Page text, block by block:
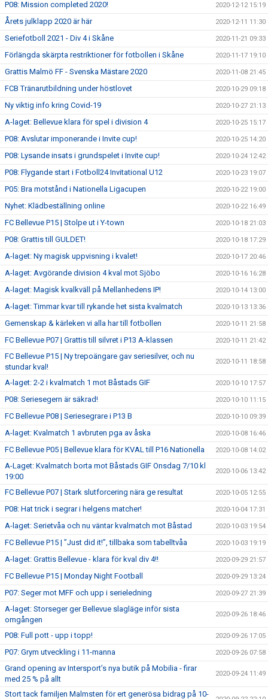
P08: Mission completed 2020! 2020-12-12 15:19
Årets julklapp 2020 är här 2020-12-11 11:30
Seriefotboll 2021 - Div 4 i Skåne 2020-11-21 09:33
Förlängda skärpta restriktioner för fotbollen i Skåne 2020-11-17 19:10
Grattis Malmö FF - Svenska Mästare 2020 2020-11-08 21:45
FCB Tränarutbildning under höstlovet 2020-10-29 09:18
Ny viktig info kring Covid-19 2020-10-27 21:13
A-laget: Bellevue klara för spel i division 4 2020-10-25 15:17
P08: Avslutar imponerande i Invite cup! 2020-10-25 14:20
P08: Lysande insats i grundspelet i Invite cup! 2020-10-24 12:42
P08: Flygande start i Fotboll24 Invitational U12 2020-10-23 19:07
P05: Bra motstånd i Nationella Ligacupen 2020-10-22 19:00
Nyhet: Klädbeställning online 2020-10-22 16:49
FC Bellevue P15 | Stolpe ut i Y-town 2020-10-18 21:03
P08: Grattis till GULDET! 2020-10-18 17:29
A-laget: Ny magisk uppvisning i kvalet! 2020-10-17 20:46
A-laget: Avgörande division 4 kval mot Sjöbo 2020-10-16 16:28
A-laget: Magisk kvalkväll på Mellanhedens IP! 2020-10-14 13:00
A-laget: Timmar kvar till rykande het sista kvalmatch 2020-10-13 13:36
Gemenskap & kärleken vi alla har till fotbollen 2020-10-11 21:58
FC Bellevue P07 | Grattis till silvret i P13 A-klassen 2020-10-11 21:42
FC Bellevue P15 | Ny trepoängare gav seriesilver, och nu
stundar kval!
2020-10-11 18:58
A-laget: 2-2 i kvalmatch 1 mot Båstads GIF 2020-10-10 17:57
P08: Seriesegern är säkrad! 2020-10-10 11:15
FC Bellevue P08 | Seriesegrare i P13 B 2020-10-10 09:39
A-laget: Kvalmatch 1 avbruten pga av åska 2020-10-08 16:46
FC Bellevue P05 | Bellevue klara för KVAL till P16 Nationella 2020-10-08 14:02
A-Laget: Kvalmatch borta mot Båstads GIF Onsdag 7/10 kl
19:00
2020-10-06 13:42
FC Bellevue P07 | Stark slutforcering nära ge resultat 2020-10-05 12:55
P08: Hat trick i segrar i helgens matcher! 2020-10-04 17:31
A-laget: Serietvåa och nu väntar kvalmatch mot Båstad 2020-10-03 19:54
FC Bellevue P15 | ”Just did it!”, tillbaka som tabelltvåa 2020-10-03 19:19
A-laget: Grattis Bellevue - klara för kval div 4!! 2020-09-29 21:57
FC Bellevue P15 | Monday Night Football 2020-09-29 13:24
P07: Seger mot MFF och upp i serieledning 2020-09-27 21:39
A-laget: Storseger ger Bellevue slagläge inför sista
omgången
2020-09-26 18:46
P08: Full pott - upp i topp! 2020-09-26 17:05
P07: Grym utveckling i 11-manna 2020-09-26 07:58
Grand opening av Intersport’s nya butik på Mobilia - firar
med 25 % på allt
2020-09-24 11:49
Stort tack familjen Malmsten för ert generösa bidrag på 10-